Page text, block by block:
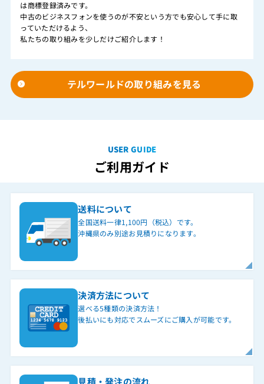
は商標登録済みです。
中古のビジネスフォンを使うのが不安という方でも安心して手に取
っていただけるよう、
私たちの取り組みを少しだけご紹介します！
テルワールドの取り組みを見る
USER GUIDE
ご利用ガイド
送料について
全国送料一律1,100円（税込）です。
沖縄県のみ別途お見積りになります。
決済方法について
選べる5種類の決済方法！
後払いにも対応でスムーズにご購入が可能です。
見積・発注の流れ